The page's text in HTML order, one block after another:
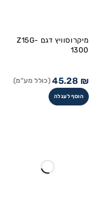
מיקרוסוויץ דגם Z15G-
1300
45.28 ₪ (כולל מע"מ)
הוסף לעגלה